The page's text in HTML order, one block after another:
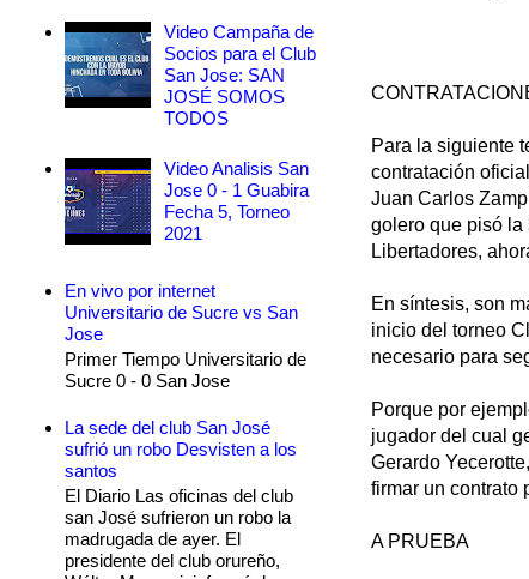
Para la siguiente
contratación
Juan Carlos
golero que pisó
Libertadores,
En síntesis, son
inicio del torneo
necesario para
Porque por
jugador del cual
Gerardo
firmar un contrato
A PRUEBA
Video Campaña de
Socios para el Club
San Jose: SAN
JOSÉ SOMOS
TODOS
Video Analisis San
Jose 0 - 1 Guabira
Fecha 5, Torneo
2021
En vivo por internet
Universitario de Sucre vs San
Jose
Primer Tiempo Universitario de
Sucre 0 - 0 San Jose
La sede del club San José
sufrió un robo Desvisten a los
santos
El Diario Las oficinas del club
san José sufrieron un robo la
madrugada de ayer. El
presidente del club orureño,